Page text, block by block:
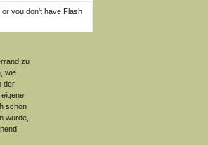
you don't have Flash
zu
wie
der
schon
wurde,